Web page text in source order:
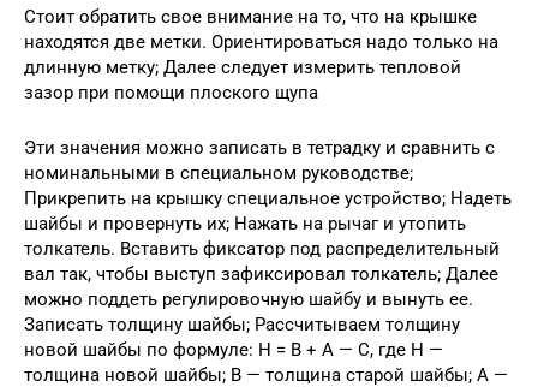
Стоит обратить свое внимание на то, что на крышке
находятся две метки. Ориентироваться надо только на
длинную метку; Далее следует измерить тепловой
зазор при помощи плоского щупа
Эти значения можно записать в тетрадку и сравнить с
номинальными в специальном руководстве;
Прикрепить на крышку специальное устройство; Надеть
шайбы и провернуть их; Нажать на рычаг и утопить
толкатель. Вставить фиксатор под распределительный
вал так, чтобы выступ зафиксировал толкатель; Далее
можно поддеть регулировочную шайбу и вынуть ее.
Записать толщину шайбы; Рассчитываем толщину
новой шайбы по формуле: H = B + A — C, где H —
толщина новой шайбы; B — толщина старой шайбы; A —